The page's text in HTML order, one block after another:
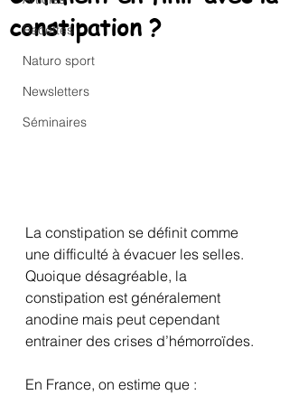
Recettes
Naturo sport
Newsletters
Séminaires
constipation ?
La constipation se définit comme
une difficulté à évacuer les selles.
Quoique désagréable, la
constipation est généralement
anodine mais peut cependant
entrainer des crises d’hémorroïdes.
En France, on estime que :